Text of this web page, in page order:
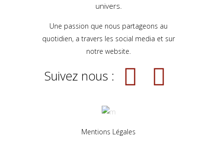
univers.
Une passion que nous partageons au
quotidien, a travers les social media et sur
notre website.
Suivez nous :
Mentions Légales